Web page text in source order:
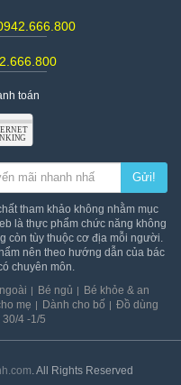
đồ chơi nhà tắm có lượt
thương mại điện tử. Sản
chơi mà còn mang tính
tế cùng màu sắc tươi
vô cùng. Các mẹ chỉ cần
nước tắm là chú rừa
Winfun 7118
toán
Gửi!
tham khảo không nhằm mục
là thực phẩm chức năng không
còn tùy thuộc cơ địa mỗi người.
nên theo hướng dẫn của bác
chuyên môn.
Bé ngủ
Bé khỏe & an
mẹ Dành cho bố
Đồ dùng
4 -1/5
. All Rights Reserved